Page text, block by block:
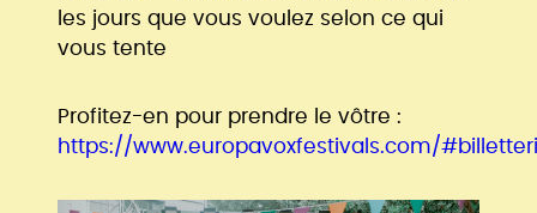
les jours que vous voulez selon ce qui
vous tente
Profitez-en pour prendre le vôtre :
https://www.europavoxfestivals.com/